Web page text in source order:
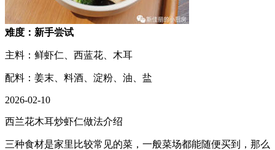
难度：新手尝试
主料：鲜虾仁、西蓝花、木耳
配料：姜末、料酒、淀粉、油、盐
2026-02-10
西兰花木耳炒虾仁做法介绍
三种食材是家里比较常见的菜，一般菜场都能随便买到，那么